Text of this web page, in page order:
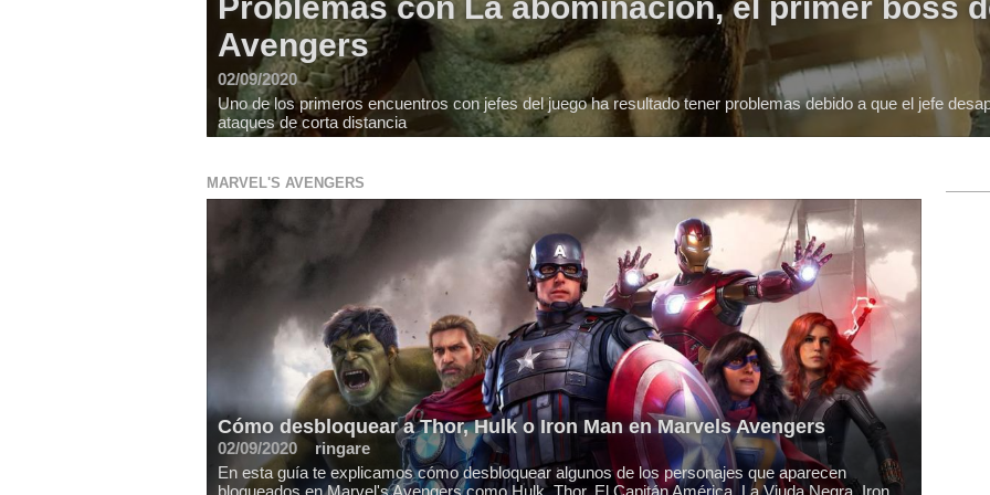
Avengers
02/09/2020
Uno de los primeros encuentros con jefes del juego ha resultado tener problemas debido a que el jefe
ataques de corta distancia
MARVEL'S AVENGERS
Cómo desbloquear a Thor, Hulk o Iron Man en Marvels Avengers
02/09/2020
ringare
En esta guía te explicamos cómo desbloquear algunos de los personajes que aparecen
bloqueados en Marvel's Avengers como Hulk, Thor, El Capitán América, La Viuda Negra, Iron